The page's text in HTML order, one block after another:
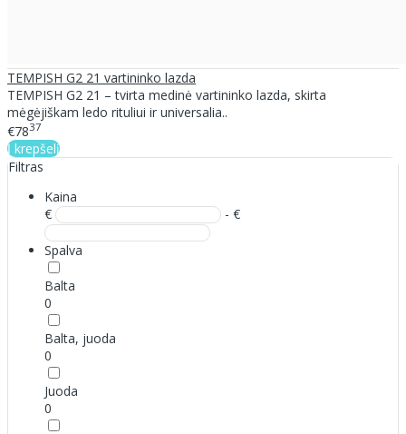
TEMPISH G2 21 vartininko lazda
TEMPISH G2 21 – tvirta medinė vartininko lazda, skirta
mėgėjiškam ledo rituliui ir universalia..
€7837
Į krepšelį
Filtras
Kaina
€
- €
Spalva
Balta
0
Balta, juoda
0
Juoda
0